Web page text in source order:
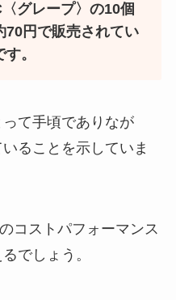
グレープ〉の10個
70円で販売されてい
。
て手頃でありなが
ることを示していま
コストパフォーマンス
でしょう。